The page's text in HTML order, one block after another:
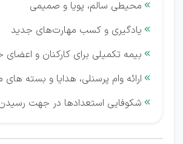
 محیطی سالم، پویا و صمیمی
 یادگیری و کسب مهارت‌های جدید
 بیمه تکمیلی برای کارکنان و اعضای
 ارائه وام پرسنلی، هدایا و بسته های
 شکوفایی استعدادها در جهت